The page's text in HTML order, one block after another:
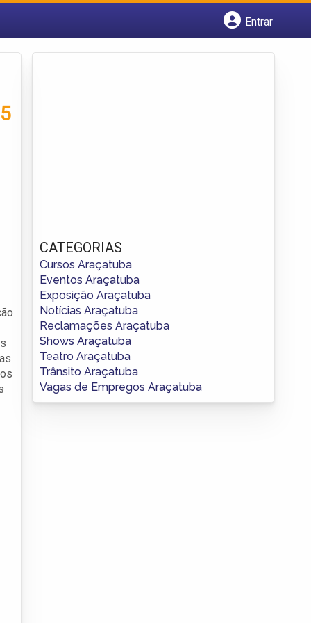
Entrar
CATEGORIAS
Cursos Araçatuba
Eventos Araçatuba
Exposição Araçatuba
Notícias Araçatuba
Reclamações Araçatuba
Shows Araçatuba
Teatro Araçatuba
Trânsito Araçatuba
Vagas de Empregos Araçatuba